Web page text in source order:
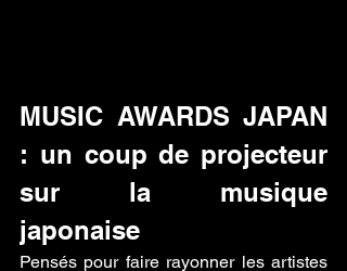
MUSIC AWARDS JAPAN
: un coup de projecteur
sur la musique
japonaise
Pensés pour faire rayonner les artistes